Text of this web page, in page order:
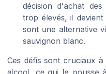
décision d'achat
trop élevés, il
sont une alternative
sauvignon blanc.
Ces défis sont cruciaux